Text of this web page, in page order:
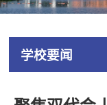
学校要闻